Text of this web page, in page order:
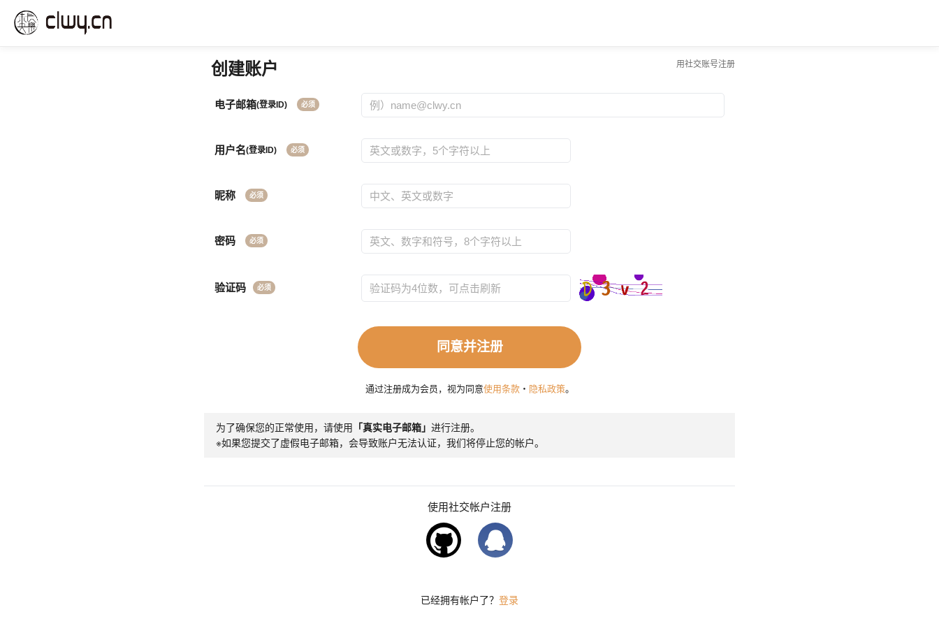
创建账户 用社交账号注册
电子邮箱(登录ID)
用户名(登录ID)
昵称
密码
验证码
通过注册成为会员，视为同意使用条款・ 隐私政策。
为了确保您的正常使用，请使用 「真实电子邮箱」 进行注册。
※如果您提交了虚假电子邮箱，会导致账户无法认证，我们将停止您的帐户。
使用社交帐户注册
已经拥有帐户了？ 登录